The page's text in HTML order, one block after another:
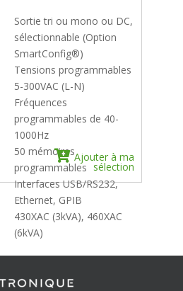
Sortie tri ou mono ou DC,
sélectionnable (Option
SmartConfig®)
Tensions programmables
5-300VAC (L-N)
Fréquences
programmables de 40-
1000Hz
50 mémoires
programmables
Interfaces USB/RS232,
Ethernet, GPIB
430XAC (3kVA), 460XAC
(6kVA)
Ajouter à ma
sélection